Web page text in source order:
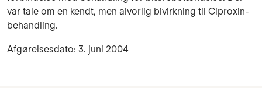
var tale om en kendt, men alvorlig bivirkning til Ciproxin-
behandling.
Afgørelsesdato: 3. juni 2004